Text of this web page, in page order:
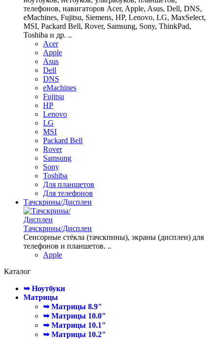
телефонов, навигаторов Acer, Apple, Asus, Dell, DNS,
eMachines, Fujitsu, Siemens, HP, Lenovo, LG, MaxSelect,
MSI, Packard Bell, Rover, Samsung, Sony, ThinkPad,
Toshiba и др. ..
Acer
Apple
Asus
Dell
DNS
eMachines
Fujitsu
HP
Lenovo
LG
MSI
Packard Bell
Rover
Samsung
Sony
Toshiba
Для планшетов
Для телефонов
Тачскрины/Дисплеи
Тачскрины/Дисплеи
Сенсорные стёкла (тачскпины), экраны (дисплеи) для
телефонов и планшетов. ..
Apple
Каталог
➥ Ноутбуки
Матрицы
➥ Матрицы 8.9"
➥ Матрицы 10.0"
➥ Матрицы 10.1"
➥ Матрицы 10.2"